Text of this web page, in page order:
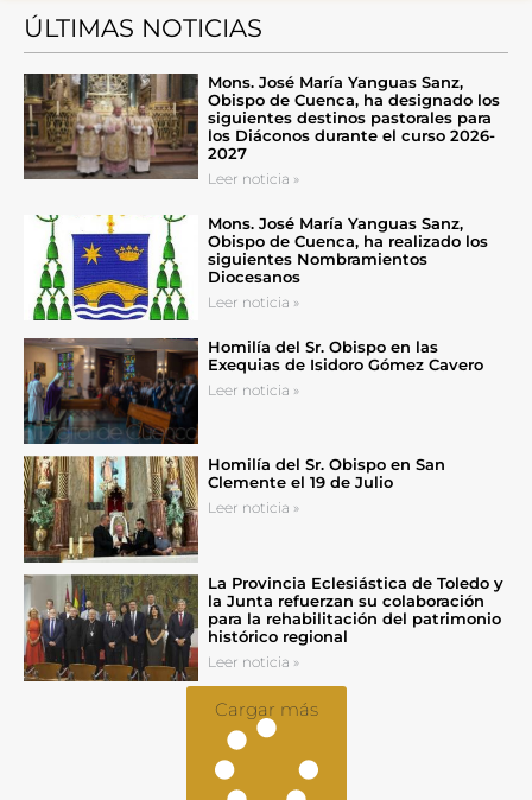
ÚLTIMAS NOTICIAS
Mons. José María Yanguas Sanz,
Obispo de Cuenca, ha designado los
siguientes destinos pastorales para
los Diáconos durante el curso 2026-
2027
Leer noticia »
Mons. José María Yanguas Sanz,
Obispo de Cuenca, ha realizado los
siguientes Nombramientos
Diocesanos
Leer noticia »
Homilía del Sr. Obispo en las
Exequias de Isidoro Gómez Cavero
Leer noticia »
Homilía del Sr. Obispo en San
Clemente el 19 de Julio
Leer noticia »
La Provincia Eclesiástica de Toledo y
la Junta refuerzan su colaboración
para la rehabilitación del patrimonio
histórico regional
Leer noticia »
Cargar más